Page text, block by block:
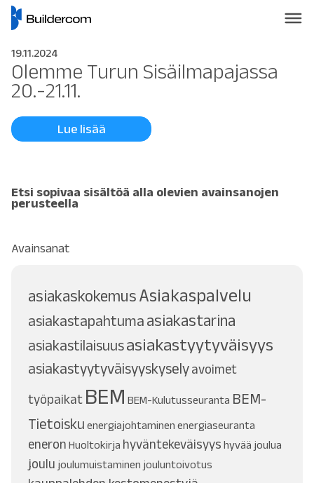
19.11.2024
Olemme Turun Sisäilmapajassa
20.-21.11.
Lue lisää
Etsi sopivaa sisältöä alla olevien avainsanojen
perusteella
Avainsanat
asiakaskokemusAsiakaspalvelu
asiakastapahtuma asiakastarina
asiakastilaisuusasiakastyytyväisyys
asiakastyytyväisyyskyselyavoimet
työpaikat BEM BEM-Kulutusseuranta BEM-
Tietoisku energiajohtaminen energiaseuranta
eneron Huoltokirja hyväntekeväisyys hyvää joulua
joulu joulumuistaminen jouluntoivotus